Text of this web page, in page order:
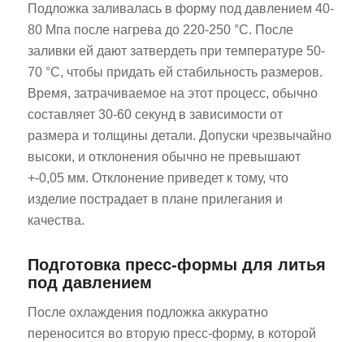
Подложка заливалась в форму под давлением 40-
80 Мпа после нагрева до 220-250 °C. После
заливки ей дают затвердеть при температуре 50-
70 °C, чтобы придать ей стабильность размеров.
Время, затрачиваемое на этот процесс, обычно
составляет 30-60 секунд в зависимости от
размера и толщины детали. Допуски чрезвычайно
высоки, и отклонения обычно не превышают
+-0,05 мм. Отклонение приведет к тому, что
изделие пострадает в плане прилегания и
качества.
Подготовка пресс-формы для литья
под давлением
После охлаждения подложка аккуратно
переносится во вторую пресс-форму, в которой